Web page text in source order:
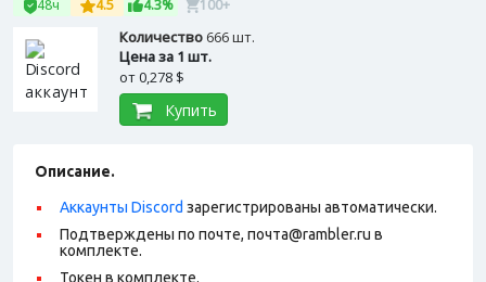
48ч 4.5 4.3% 100+
Количество 666 шт.
Цена за 1 шт.
от0,278 $
Купить
Описание.
Аккаунты Discord зарегистрированы автоматически.
Подтверждены по почте, почта@rambler.ru в
комплекте.
Токен в комплекте.